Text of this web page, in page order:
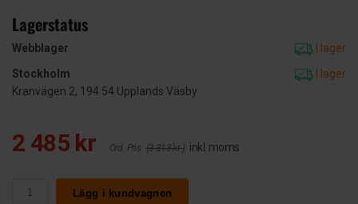
Lagerstatus
Webblager
I lager
Stockholm
I lager
Kranvägen 2, 194 54 Upplands Väsby
2 485 kr Ord. Pris (3 313 kr ) inkl. moms
Lägg i kundvagnen